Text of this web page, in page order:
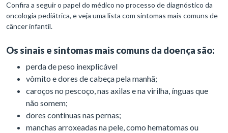
Confira a seguir o papel do médico no processo de diagnóstico da
oncologia pediátrica, e veja uma lista com sintomas mais comuns de
câncer infantil.
Os sinais e sintomas mais comuns da doença são:
perda de peso inexplicável
vômito e dores de cabeça pela manhã;
caroços no pescoço, nas axilas e na virilha, ínguas que
não somem;
dores contínuas nas pernas;
manchas arroxeadas na pele, como hematomas ou